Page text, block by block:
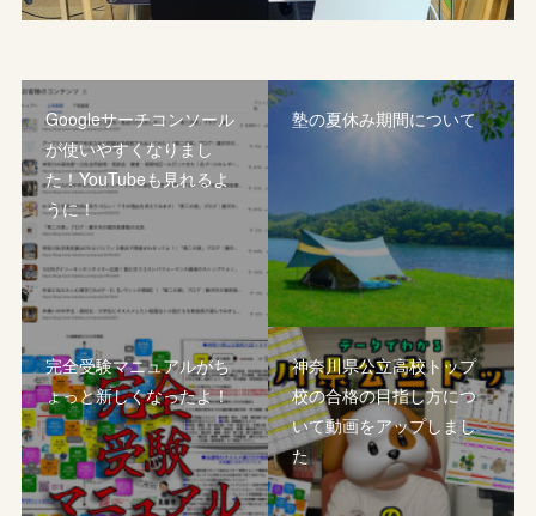
Googleサーチコンソール
が使いやすくなりまし
た！YouTubeも見れるよ
うに！
塾の夏休み期間について
完全受験マニュアルがち
ょっと新しくなったよ！
神奈川県公立高校トップ
校の合格の目指し方につ
いて動画をアップしまし
た